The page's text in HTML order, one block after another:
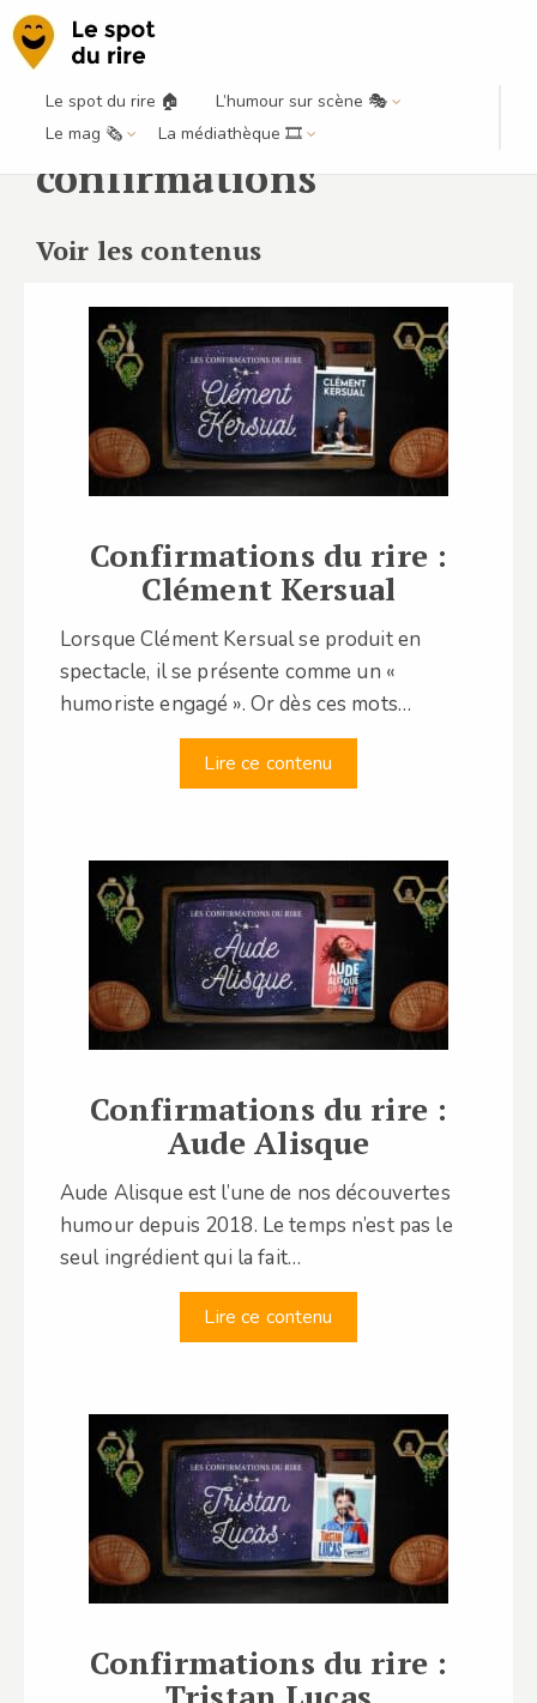
Le spot du rire 🏠
L’humour sur scène 🎭
Le mag 🗞️
La médiathèque 🎞️
confirmations
Voir les contenus
Confirmations du rire :
Clément Kersual
Lorsque Clément Kersual se produit en
spectacle, il se présente comme un «
humoriste engagé ». Or dès ces mots…
Lire ce contenu
Confirmations du rire :
Aude Alisque
Aude Alisque est l’une de nos découvertes
humour depuis 2018. Le temps n’est pas le
seul ingrédient qui la fait…
Lire ce contenu
Confirmations du rire :